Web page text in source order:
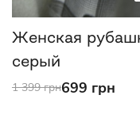
Женская
серый
1 399 грн699 грн